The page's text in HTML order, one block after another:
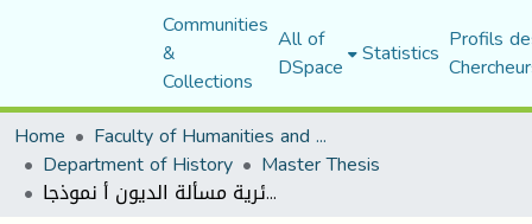
Communities
&
Collections
All of
DSpace Statistics Profils
Home
Faculty of Humanities and Social Sciences
Department of History Master Thesis
العلاق ات الفرنسية الجزائرية مسألة الديون أ نموذجا